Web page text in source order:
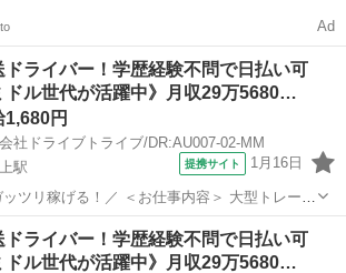
Ad
ドライバー！学歴経験不問で日払い可
ドル世代が活躍中》月収29万5680…
1,680円
社ドライブトライブ/DR:AU007-02-MM
駅
提携サイト 1月16日
＜お仕事内容＞ 大型トレーラ
レーラー運転および付帯業務） ■車種・内
品：その他 ■配送先：ヤマト運輸(姶良)センタ
坂之上駅 デリバリー
ドライバー！学歴経験不問で日払い可
ドル世代が活躍中》月収29万5680…